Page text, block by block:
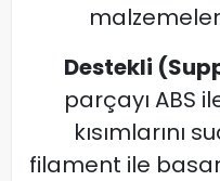
Destekli
parçayı ABS
kısımlarını
filament ile